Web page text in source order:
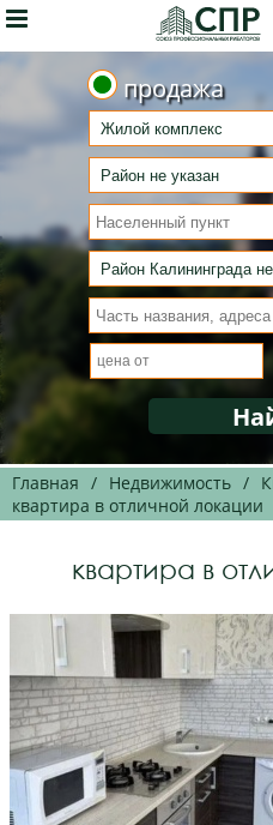

продажа
Главная / Недвижимость /
квартира в отличной локации
квартира в